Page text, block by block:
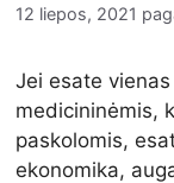
12 liepos, 2021
Jei esate
medicininėmis,
paskolomis,
ekonomika,